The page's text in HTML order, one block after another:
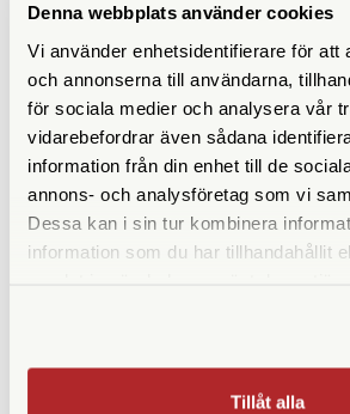
Denna webbplats använder cookies
Vi använder enhetsidentifierare för att
och annonserna till användarna,
för sociala medier och analysera vår
vidarebefordrar även sådana
information från din enhet till de
annons- och analysföretag som vi
Dessa kan i sin tur kombinera
information som du har tillhandahållit
Tillåt alla
SPECIFIKATIONER
Yttermått (cm) 21 x 13 x 21
Innermått (cm) 18 x 10 x
Vikt (g) 470